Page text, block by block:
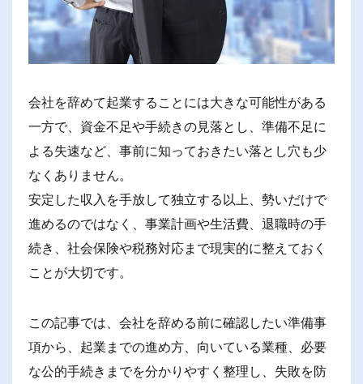
会社を辞めて起業することには大きな可能性がある
一方で、資金不足や手続きの見落とし、準備不足に
よる失速など、事前に知っておきたい落とし穴も少
なくありません。
安定した収入を手放して独立する以上、勢いだけで
進めるのではなく、事業計画や生活費、退職時の手
続き、社会保険や税務対応まで現実的に整えておく
ことが大切です。
この記事では、会社を辞める前に確認したい準備事
項から、起業までの進め方、向いている業種、必要
な公的手続きまでを分かりやすく整理し、失敗を防